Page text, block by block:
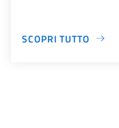
SCOPRI TUTTO